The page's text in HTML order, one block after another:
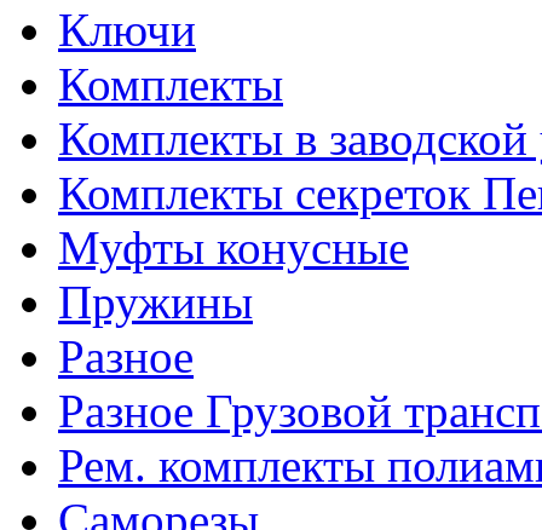
Ключи
Комплекты
Комплекты в заводской
Комплекты секреток
Муфты конусные
Пружины
Разное
Разное Грузовой
Рем. комплекты
Саморезы